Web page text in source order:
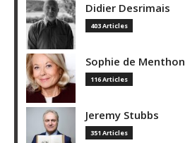
Didier Desrimais
403 Articles
Sophie de Menthon
116 Articles
Jeremy Stubbs
351 Articles